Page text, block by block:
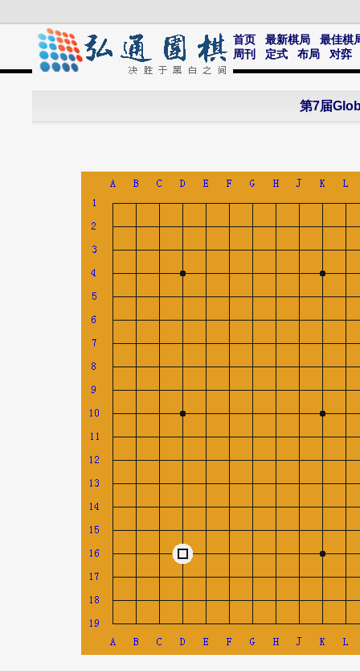
首页 最新棋局
最佳棋
周刊
定式 布局 对弈
第7届